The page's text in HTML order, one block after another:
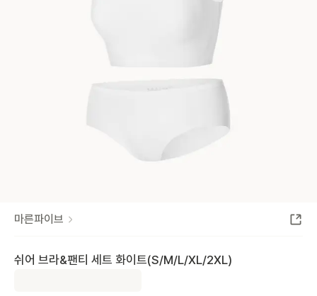
마른파이브
쉬어 브라&팬티 세트 화이트(S/M/L/XL/2XL)